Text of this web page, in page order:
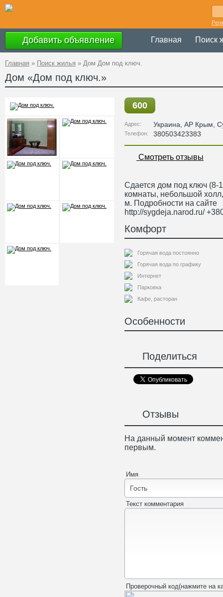
Добавить объявление Главная Поиск
Главная » Поиск жилья » Дом Дом под ключ.
Дом «Дом под ключ.»
600
Адрес: Украина АР Крым ,
Телефон: 380503423383
Смотреть отзывы
Сдается дом под ключ (8-
комнаты, небольшой
м. Подробности на сайте
http://sygdeja.narod.ru/
Комфорт
Горячая вода постоянно
Горячая вода по графику
Интернет
Парковка
Кафе, расторан
Особенности
Поделиться
Отзывы
На данный момент
первым.
Имя
Текст комментария
Проверочный код(нажмите на